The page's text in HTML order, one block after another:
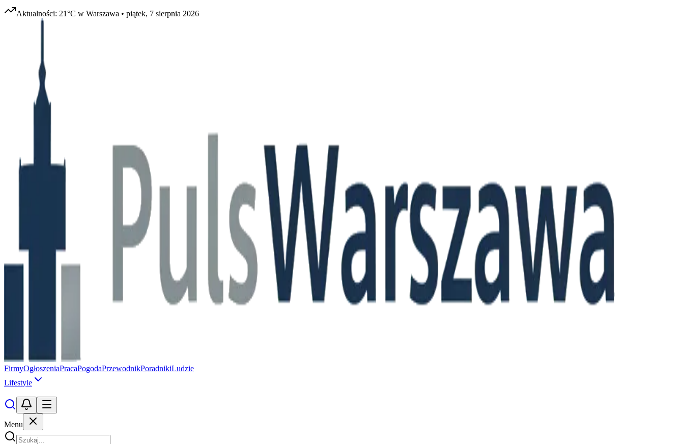
Aktualności: 21°C w Warszawa • piątek, 7 sierpnia 2026
FirmyOgłoszeniaPracaPogodaPrzewodnikPoradnikiLudzie
Lifestyle
Menu